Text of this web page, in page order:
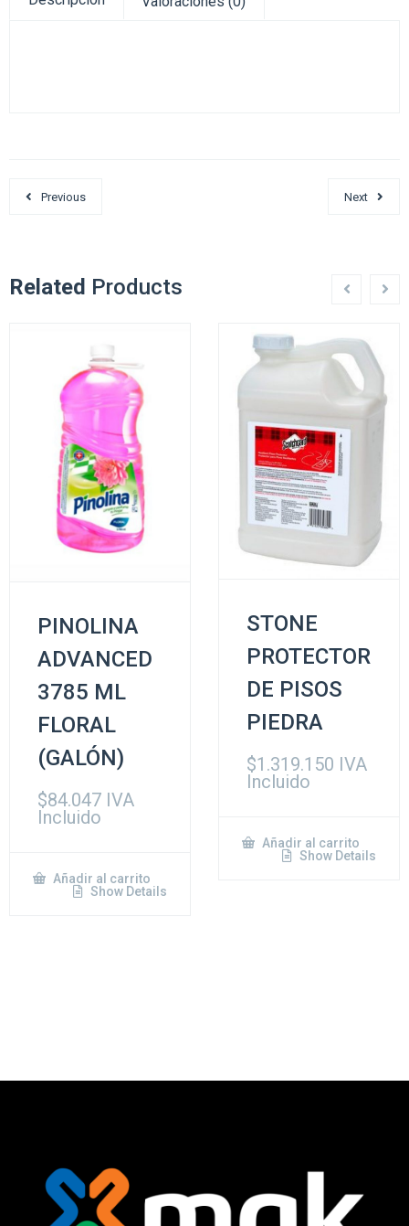
Previous Next
Related Products
PINOLINA
ADVANCED
3785 ML
FLORAL
(GALÓN)
$84.047 IVA
Incluido
Añadir al carrito
Show Details
STONE
PROTECTOR
DE PISOS
PIEDRA
$1.319.150 IVA
Incluido
Añadir al carrito
Show Details